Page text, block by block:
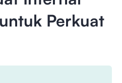
Perkuat